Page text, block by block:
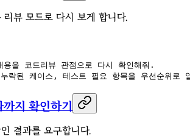
리뷰 모드로 다시 보게 합니다.
용을 코드리뷰 관점으로 다시 확인해줘.
락된 케이스, 테스트 필요 항목을 우선순위로
지 확인하기
결과를 요구합니다.